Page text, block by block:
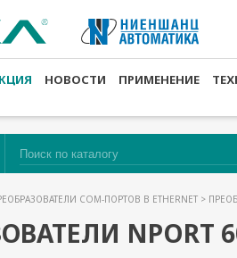
НОВОСТИ ПРИМЕНЕНИЕ
COM-ПОРТОВ В ETHERNET >